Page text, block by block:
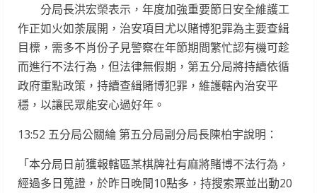
分局長洪宏榮表示，年度加強重要節日安全維護工
作正如火如荼展開，治安項目尤以賭博犯罪為主要查緝
目標，需多不肖份子見警察在年節期間繁忙認有機可趁
而進行不法行為，但法律無假期，第五分局將持續依循
政府重點政策，持續查緝賭博犯罪，維護轄內治安平
穩，以讓民眾能安心過好年。
13:52 五分局公關綸 第五分局副分局長陳柏宇說明：
「本分局日前獲報轄區某棋牌社有麻將賭博不法行為，
經過多日蒐證，於昨日晚間10點多，持搜索票並出動20